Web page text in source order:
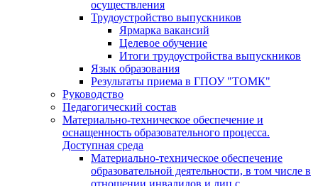
осуществления
Трудоустройство выпускников
Ярмарка вакансий
Целевое обучение
Итоги трудоустройства выпускников
Язык образования
Результаты приема в ГПОУ "ТОМК"
Руководство
Педагогический состав
Материально-техническое обеспечение и
оснащенность образовательного процесса.
Доступная среда
Материально-техническое обеспечение
образовательной деятельности, в том числе в